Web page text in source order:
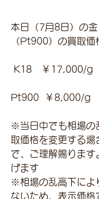
本日（7月8日）の
（Pt900）の買取価
K18　￥17,000/g
Pt900  ￥8,000/g
※当日中でも相場の
取価格を変更する
で、ご理解賜ります
げます
※相場の乱高下によ
ないため、表示価格